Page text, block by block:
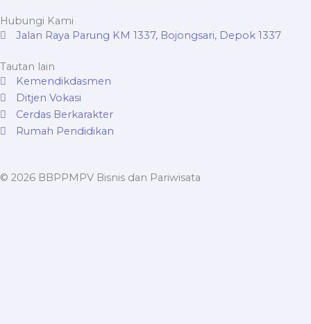
Hubungi Kami
Jalan Raya Parung KM 1337, Bojongsari, Depok 1337
Tautan lain
Kemendikdasmen
Ditjen Vokasi
Cerdas Berkarakter
Rumah Pendidikan
© 2026 BBPPMPV Bisnis dan Pariwisata